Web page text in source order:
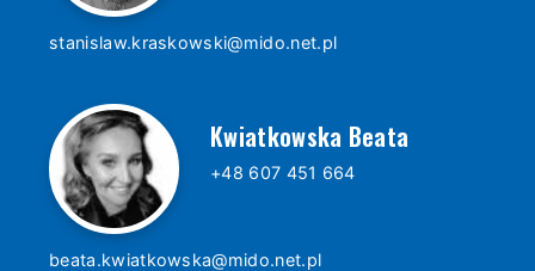
stanislaw.kraskowski@mido.net.pl
Kwiatkowska Beata
+48 607 451 664
beata.kwiatkowska@mido.net.pl